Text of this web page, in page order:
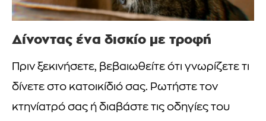
Δίνοντας ένα δισκίο με τροφή
Πριν ξεκινήσετε, βεβαιωθείτε ότι γνωρίζετε τι
δίνετε στο κατοικίδιό σας. Ρωτήστε τον
κτηνίατρό σας ή διαβάστε τις οδηγίες του